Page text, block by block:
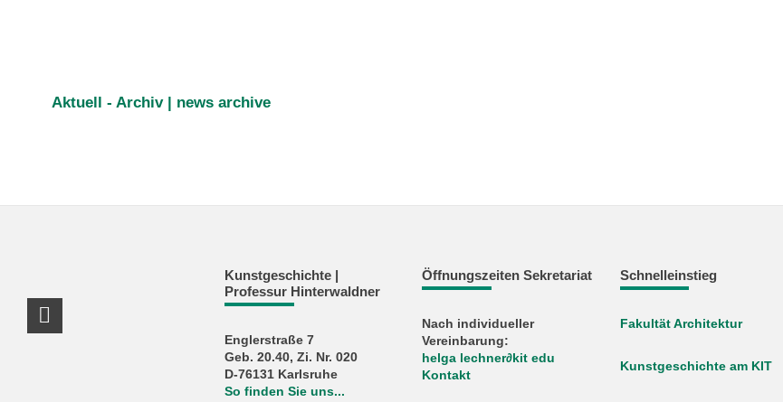
Aktuell - Archiv | news archive
Kunstgeschichte |
Professur Hinterwaldner
Englerstraße 7
Geb. 20.40, Zi. Nr. 020
D-76131 Karlsruhe
So finden Sie uns...
Öffnungszeiten Sekretariat
Nach individueller
Vereinbarung:
helga lechner∂ kit edu
Kontakt
Schnelleinstieg
Fakultät Architektur
Kunstgeschichte am KIT
RSS-Feed